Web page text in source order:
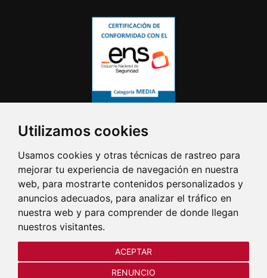
Utilizamos cookies
Usamos cookies y otras técnicas de rastreo para
mejorar tu experiencia de navegación en nuestra
web, para mostrarte contenidos personalizados y
anuncios adecuados, para analizar el tráfico en
nuestra web y para comprender de donde llegan
nuestros visitantes.
ACEPTAR
RENUNCIO